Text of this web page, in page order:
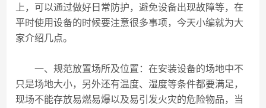
上，可以通过做好日常防护，避免设备出现故障等，在
平时使用设备的时候要注意很多事项，今天小编就为大
家介绍几点。
一、规范放置场所及位置：在安装设备的场地中不
只是场地大小，另外还有温度、湿度等条件都要满足，
现场不能存放易燃易爆以及易引发火灾的危险物品，当